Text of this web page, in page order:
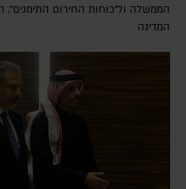
הממשלה ול"כוחות החירום התימנים",
המדינה